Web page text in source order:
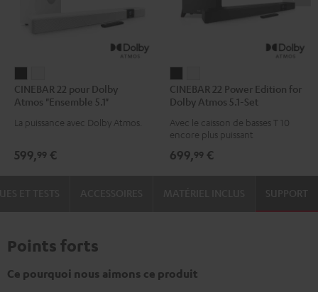
22
pour
Dolby
"Ensemble
22
pour
Dolby
"Ensemble
CINEBAR 22 pour Dolby
Atmos "Ensemble 5.1"
La puissance avec Dolby Atmos.
599,99 €
22
Power
Edition
for
Dolby
22
Power
Edition
for
Dolby
CINEBAR 22 Power Edition for
Dolby Atmos 5.1-Set
Avec le caisson de basses T 10
encore plus puissant
699,99 €
SUPPORT
Points forts
Ce pourquoi nous aimons ce produit